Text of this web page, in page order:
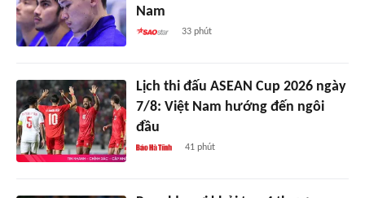
Nam
33 phút
Lịch thi đấu ASEAN Cup 2026 ngày
7/8: Việt Nam hướng đến ngôi
đầu
41 phút